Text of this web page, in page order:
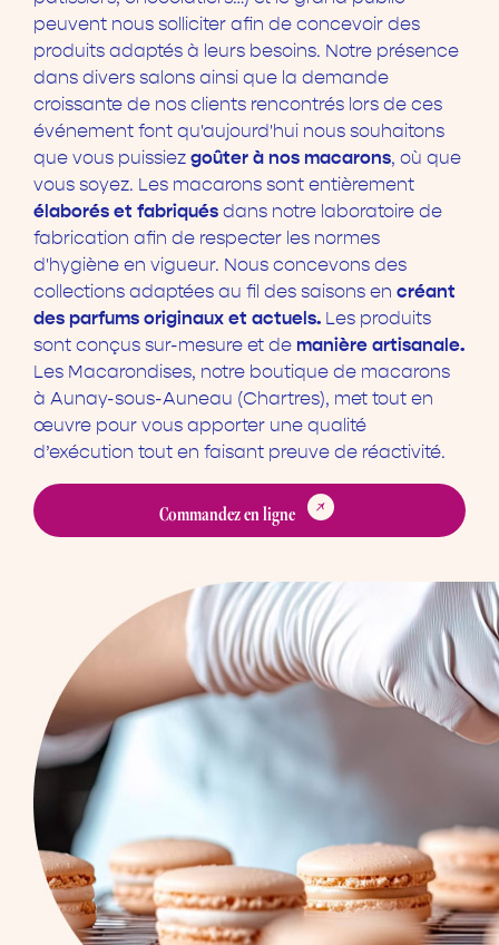
peuvent nous solliciter afin de concevoir des
produits adaptés à leurs besoins. Notre présence
dans divers salons ainsi que la demande
croissante de nos clients rencontrés lors de ces
événement font qu'aujourd'hui nous souhaitons
que vous puissiez goûter à nos macarons, où que
vous soyez. Les macarons sont entièrement
élaborés et fabriquésdans notre laboratoire de
fabrication afin de respecter les normes
d'hygiène en vigueur. Nous concevons des
collections adaptées au fil des saisons en créant
des parfums originaux et actuels.Les produits
sont conçus sur-mesure et demanière artisanale.
Les Macarondises, notre boutique de macarons
à Aunay-sous-Auneau (Chartres), met tout en
œuvre pour vous apporter une qualité
d’exécution tout en faisant preuve de réactivité.
Commandez en ligne